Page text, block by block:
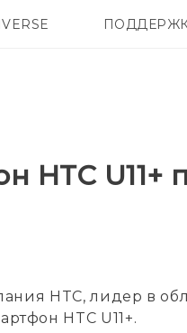
HTC
HTC, лидер в
HTC U11+.